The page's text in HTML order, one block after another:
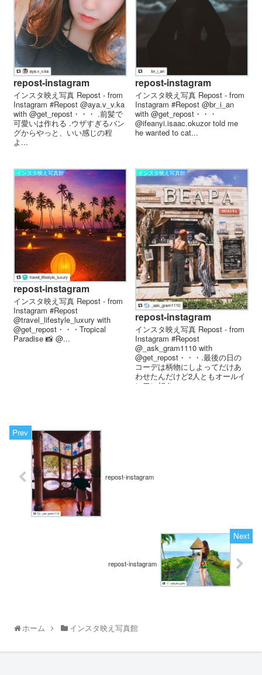
repost-instagram
インスタ映え写真 Repost - from
Instagram #Repost @aya.v_v.ka
with @get_repost・・・️ .前髪で
可愛いは作れる .ウザすぎるバン
グからやっと、いい感じの程
よ...
repost-instagram
インスタ映え写真 Repost - from
Instagram #Repost @br_i_an
with @get_repost・・・
@ifeanyi.isaac.okuzor told me
he wanted to cat...
インスタ映え写真館
repost-instagram
インスタ映え写真 Repost - from
Instagram #Repost
@travel_lifestyle_luxury with
@get_repost・・・Tropical
Paradise 📸 @...
インスタ映え写真館
repost-instagram
インスタ映え写真 Repost - from
Instagram #Repost
@_ask_gram1110 with
@get_repost・・・.最後の日の
コーデは柄物にしよってだけあ
わせたんだけど2人ともオールイ
ンワン好き...
repost-instagram
repost-instagram
ホーム インスタ映え写真館